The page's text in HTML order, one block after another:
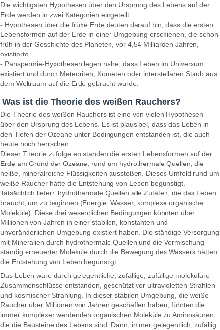
Die wichtigsten Hypothesen über den Ursprung des Lebens auf der
Erde werden in zwei Kategorien eingeteilt:
- Hypothesen über die frühe Erde deuten darauf hin, dass die ersten
Lebensformen auf der Erde in einer Umgebung erschienen, die schon
früh in der Geschichte des Planeten, vor 4,54 Milliarden Jahren,
existierte.
- Panspermie-Hypothesen legen nahe, dass Leben im Universum
existiert und durch Meteoriten, Kometen oder interstellaren Staub aus
dem Weltraum auf die Erde gebracht wurde.
Was ist die Theorie des weißen Rauchers?
Die Theorie des weißen Rauchers ist eine von vielen Hypothesen
über den Ursprung des Lebens. Es ist plausibel, dass das Leben in
den Tiefen der Ozeane unter Bedingungen entstanden ist, die auch
heute noch herrschen.
Dieser Theorie zufolge entstanden die ersten Lebensformen auf der
Erde am Grund der Ozeane, rund um hydrothermale Quellen, die
heiße, mineralreiche Flüssigkeiten ausstoßen. Dieses Umfeld rund um
weiße Raucher hätte die Entstehung von Leben begünstigt.
Tatsächlich liefern hydrothermale Quellen alle Zutaten, die das Leben
braucht, um zu beginnen (Energie, Wasser, komplexe organische
Moleküle). Diese drei wesentlichen Bedingungen könnten über
Millionen von Jahren in einer stabilen, konstanten und
unveränderlichen Umgebung existiert haben. Die ständige Versorgung
mit Mineralien durch hydrothermale Quellen und die Vermischung
ständig erneuerter Moleküle durch die Bewegung des Wassers hätten
die Entstehung von Leben begünstigt.
Das Leben wäre durch gelegentliche, zufällige, zufällige molekulare
Zusammenschlüsse entstanden, geschützt vor ultravioletten Strahlen
und kosmischer Strahlung. In dieser stabilen Umgebung, die weiße
Raucher über Millionen von Jahren geschaffen haben, führten die
immer komplexer werdenden organischen Moleküle zu Aminosäuren,
die die Bausteine ​​des Lebens sind. Dann, immer gelegentlich, zufällig